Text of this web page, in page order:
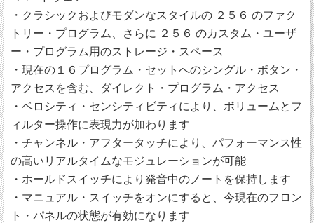
・クラシックおよびモダンなスタイルの ２５６ のファク
トリー・プログラム、さらに ２５６ のカスタム・ユーザ
ー・プログラム用のストレージ・スペース
・現在の１６プログラム・セットへのシングル・ボタン・
アクセスを含む、ダイレクト・プログラム・アクセス
・ベロシティ・センシティビティにより、ボリュームとフ
ィルター操作に表現力が加わります
・チャンネル・アフタータッチにより、パフォーマンス性
の高いリアルタイムなモジュレーションが可能
・ホールドスイッチにより発音中のノートを保持します
・マニュアル・スイッチをオンにすると、今現在のフロン
ト・パネルの状態が有効になります